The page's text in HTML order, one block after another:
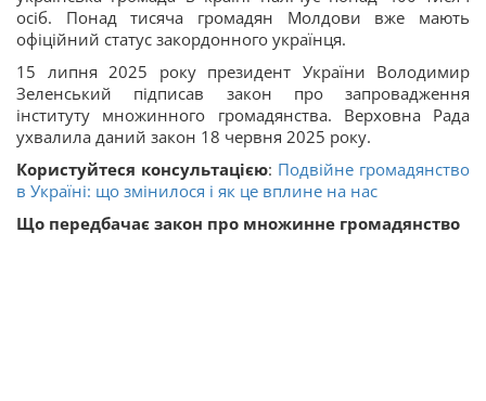
осіб. Понад тисяча громадян Молдови вже мають
офіційний статус закордонного українця.
15 липня 2025 року президент України Володимир
Зеленський підписав закон про запровадження
інституту множинного громадянства. Верховна Рада
ухвалила даний закон 18 червня 2025 року.
Користуйтеся консультацією: Подвійне громадянство
в Україні: що змінилося і як це вплине на нас
Що передбачає закон про множинне громадянство